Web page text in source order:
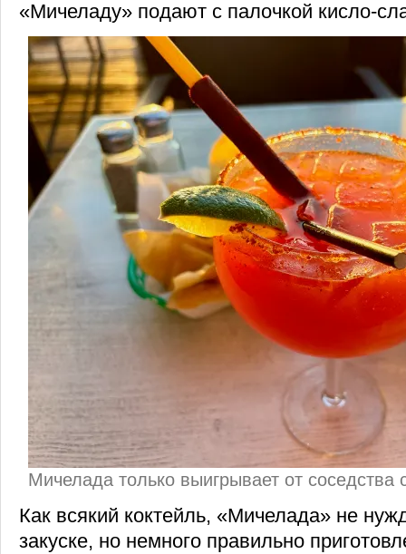
«Мичеладу» подают с палочкой кисло-
Мичелада только выигрывает от соседства
Как всякий коктейль, «Мичелада» не
закуске, но немного правильно